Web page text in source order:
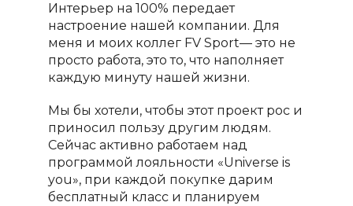
Интерьер на 100% передает
настроение нашей компании. Для
меня и моих коллег FV Sport— это не
просто работа, это то, что наполняет
каждую минуту нашей жизни.
Мы бы хотели, чтобы этот проект рос и
приносил пользу другим людям.
Сейчас активно работаем над
программой лояльности «Universe is
you», при каждой покупке дарим
бесплатный класс и планируем